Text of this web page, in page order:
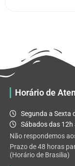
Horário de
Segunda a Sexta
Sábados das 12h
Não respondemos
Prazo de 48 horas
(Horário de Brasilia)